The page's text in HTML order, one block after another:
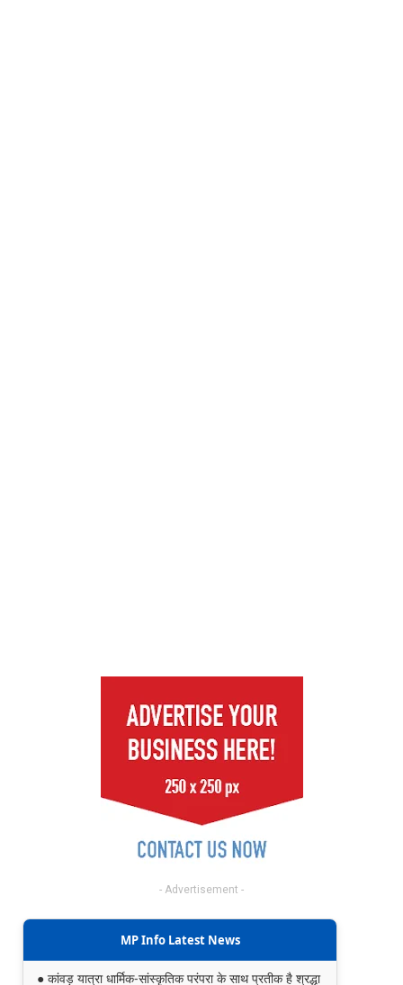
- Advertisement -
MP Info Latest News
● कांवड़ यात्रा धार्मिक-सांस्कृतिक परंपरा के साथ प्रतीक है श्रद्धा